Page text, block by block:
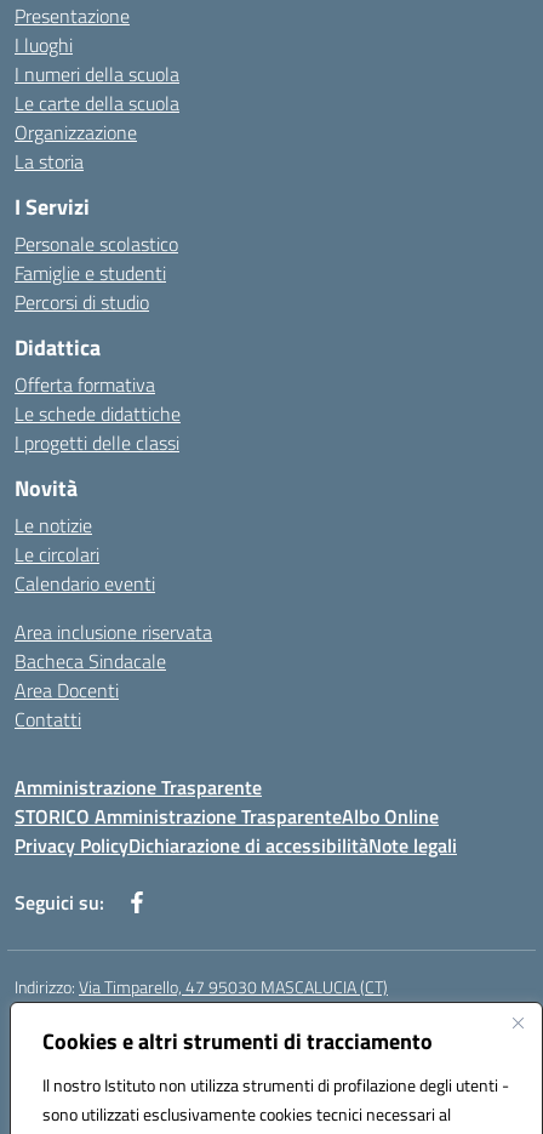
Cookies e altri strumenti di tracciamento
Il nostro Istituto non utilizza strumenti di profilazione degli utenti -
sono utilizzati esclusivamente cookies tecnici necessari al
Presentazione
I luoghi
I numeri della scuola
Le carte della scuola
Organizzazione
La storia
I Servizi
Personale scolastico
Famiglie e studenti
Percorsi di studio
Didattica
Offerta formativa
Le schede didattiche
I progetti delle classi
Novità
Le notizie
Le circolari
Calendario eventi
Area inclusione riservata
Bacheca Sindacale
Area Docenti
Contatti
Amministrazione Trasparente
STORICO Amministrazione TrasparenteAlbo Online
Privacy PolicyDichiarazione di accessibilitàNote legali
Seguici su:
Indirizzo:Via Timparello, 47 95030 MASCALUCIA (CT)
Centralino:
Posta elettronica certificata (PEC):ctic8bc002@pec.istruzione.it
Codice fiscale: 93238350875
Codice meccanografico:ctic8bc002